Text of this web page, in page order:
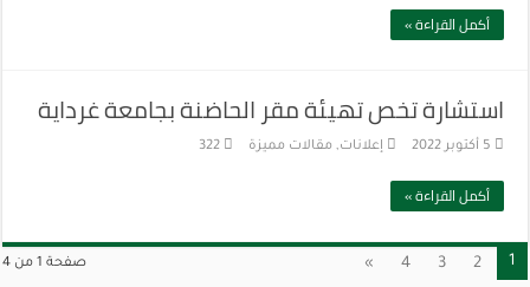
أكمل القراءة »
استشارة تخص تهيئة مقر الحاضنة بجامعة غرداية
5 أكتوبر 2022 إعلانات, مقالات مميزة 322
أكمل القراءة »
صفحة 1 من 4 1
2
3
4
»